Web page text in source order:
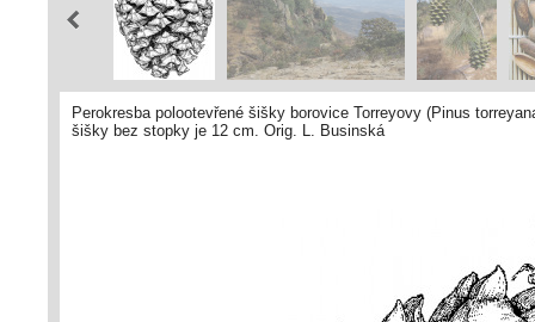
Perokresba polootevřené šišky borovice Torreyovy (Pinus
šišky bez stopky je 12 cm. Orig. L. Businská